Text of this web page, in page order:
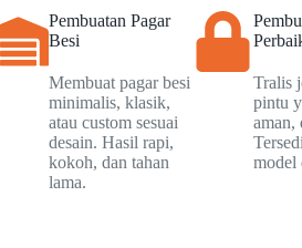
Pembuatan Pagar
Besi
Membuat pagar besi
minimalis, klasik,
atau custom sesuai
desain. Hasil rapi,
kokoh, dan tahan
lama.
Tralis
pintu
aman,
model